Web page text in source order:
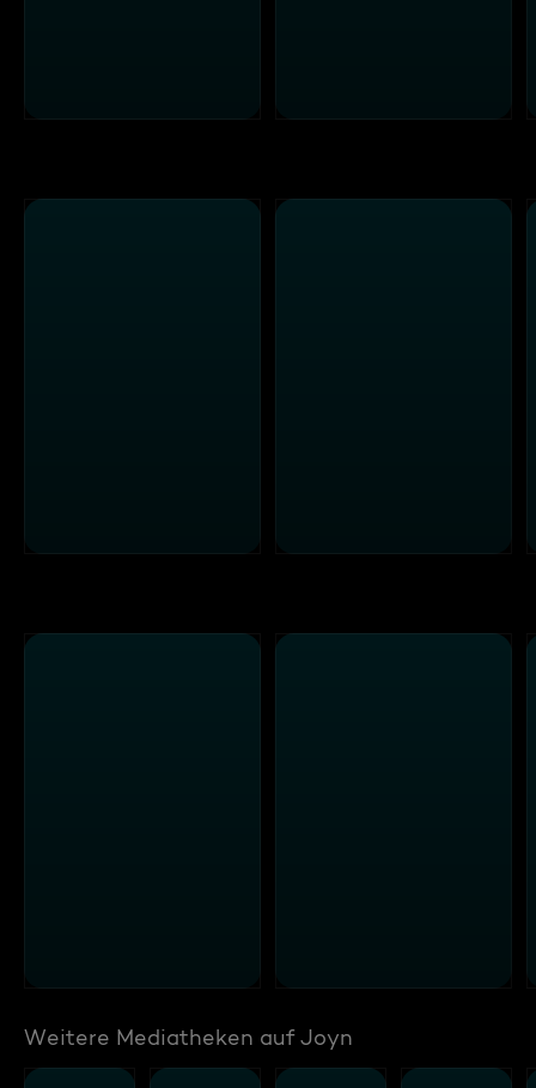
Weitere Mediatheken auf Joyn